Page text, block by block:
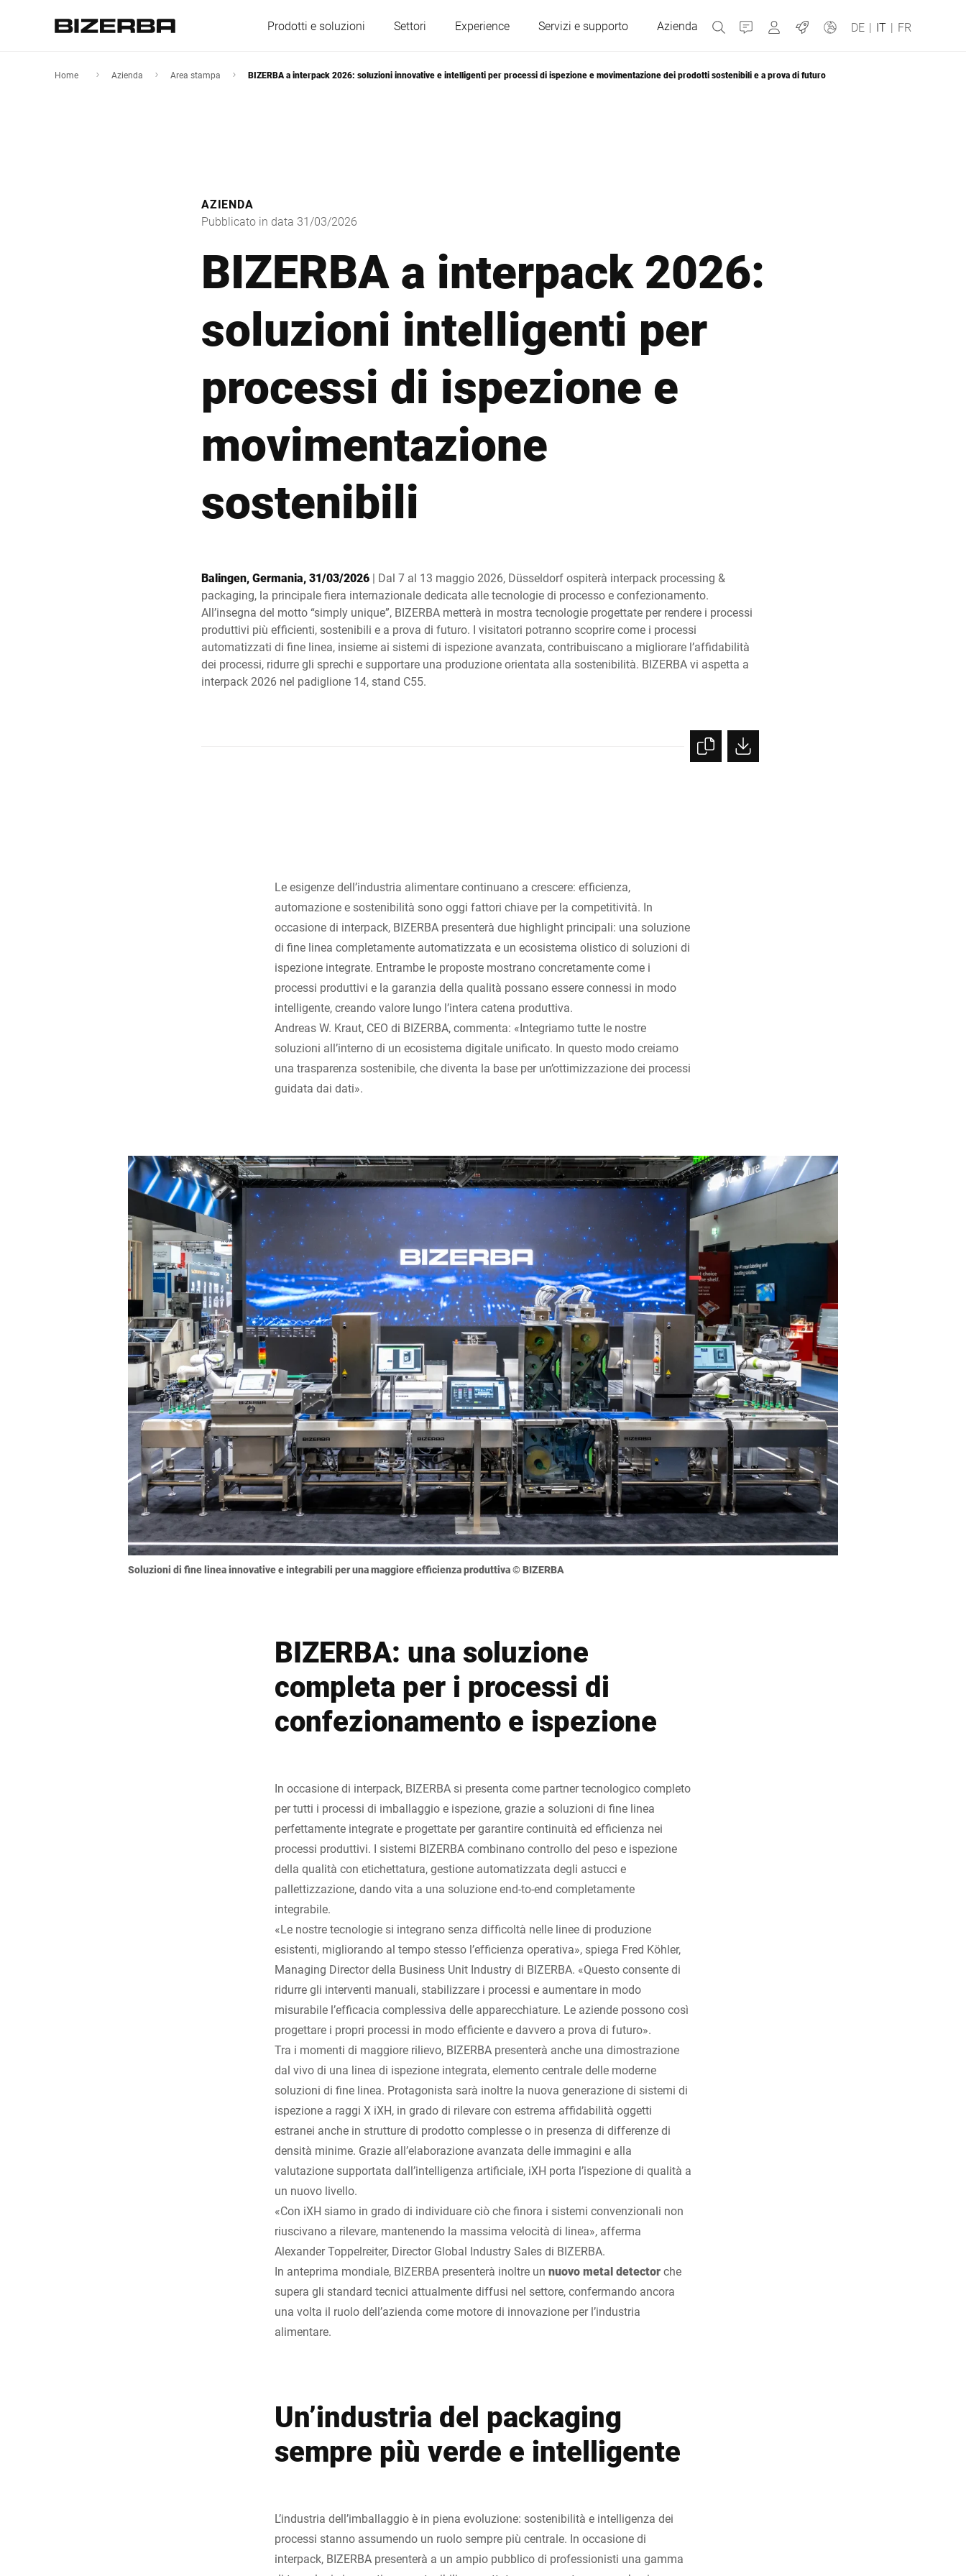
Prodotti e soluzioni Settori Experience Servizi e supporto Azienda Contatti MyBizerba
Jobs DE | IT | FR
Ungheria
Polonia
Svizzera Turchia
Regno Unito
Home Azienda Area stampa BIZERBA a interpack 2026: soluzioni innovative e intelligenti per processi di ispezione e movimentazione dei prodotti sostenibili e a prova di futuro
AZIENDA
Pubblicato in data 31/03/2026
BIZERBA a interpack 2026:
soluzioni intelligenti per
processi di ispezione e
movimentazione
sostenibili
Balingen, Germania, 31/03/2026 | Dal 7 al 13 maggio 2026, Düsseldorf ospiterà interpack processing &
packaging, la principale fiera internazionale dedicata alle tecnologie di processo e confezionamento.
All’insegna del motto “simply unique”, BIZERBA metterà in mostra tecnologie progettate per rendere i processi
produttivi più efficienti, sostenibili e a prova di futuro. I visitatori potranno scoprire come i processi
automatizzati di fine linea, insieme ai sistemi di ispezione avanzata, contribuiscano a migliorare l’affidabilità
dei processi, ridurre gli sprechi e supportare una produzione orientata alla sostenibilità. BIZERBA vi aspetta a
interpack 2026 nel padiglione 14, stand C55.
Le esigenze dell’industria alimentare continuano a crescere: efficienza,
automazione e sostenibilità sono oggi fattori chiave per la competitività. In
occasione di interpack, BIZERBA presenterà due highlight principali: una soluzione
di fine linea completamente automatizzata e un ecosistema olistico di soluzioni di
ispezione integrate. Entrambe le proposte mostrano concretamente come i
processi produttivi e la garanzia della qualità possano essere connessi in modo
intelligente, creando valore lungo l’intera catena produttiva.
Andreas W. Kraut, CEO di BIZERBA, commenta: «Integriamo tutte le nostre
soluzioni all’interno di un ecosistema digitale unificato. In questo modo creiamo
una trasparenza sostenibile, che diventa la base per un’ottimizzazione dei processi
guidata dai dati».
Soluzioni di fine linea innovative e integrabili per una maggiore efficienza produttiva © BIZERBA
BIZERBA: una soluzione
completa per i processi di
confezionamento e ispezione
In occasione di interpack, BIZERBA si presenta come partner tecnologico completo
per tutti i processi di imballaggio e ispezione, grazie a soluzioni di fine linea
perfettamente integrate e progettate per garantire continuità ed efficienza nei
processi produttivi. I sistemi BIZERBA combinano controllo del peso e ispezione
della qualità con etichettatura, gestione automatizzata degli astucci e
pallettizzazione, dando vita a una soluzione end-to-end completamente
integrabile.
«Le nostre tecnologie si integrano senza difficoltà nelle linee di produzione
esistenti, migliorando al tempo stesso l’efficienza operativa», spiega Fred Köhler,
Managing Director della Business Unit Industry di BIZERBA. «Questo consente di
ridurre gli interventi manuali, stabilizzare i processi e aumentare in modo
misurabile l’efficacia complessiva delle apparecchiature. Le aziende possono così
progettare i propri processi in modo efficiente e davvero a prova di futuro».
Tra i momenti di maggiore rilievo, BIZERBA presenterà anche una dimostrazione
dal vivo di una linea di ispezione integrata, elemento centrale delle moderne
soluzioni di fine linea. Protagonista sarà inoltre la nuova generazione di sistemi di
ispezione a raggi X iXH, in grado di rilevare con estrema affidabilità oggetti
estranei anche in strutture di prodotto complesse o in presenza di differenze di
densità minime. Grazie all’elaborazione avanzata delle immagini e alla
valutazione supportata dall’intelligenza artificiale, iXH porta l’ispezione di qualità a
un nuovo livello.
«Con iXH siamo in grado di individuare ciò che finora i sistemi convenzionali non
riuscivano a rilevare, mantenendo la massima velocità di linea», afferma
Alexander Toppelreiter, Director Global Industry Sales di BIZERBA.
In anteprima mondiale, BIZERBA presenterà inoltre un nuovo metal detectorche
supera gli standard tecnici attualmente diffusi nel settore, confermando ancora
una volta il ruolo dell’azienda come motore di innovazione per l’industria
alimentare.
Un’industria del packaging
sempre più verde e intelligente
L’industria dell’imballaggio è in piena evoluzione: sostenibilità e intelligenza dei
processi stanno assumendo un ruolo sempre più centrale. In occasione di
interpack, BIZERBA presenterà a un ampio pubblico di professionisti una gamma